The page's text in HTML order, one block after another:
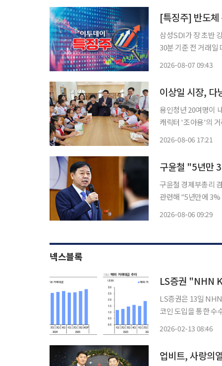
[특징주] 반도
삼성SDI가 장 초반 강세를 보이고 있다. 7일 한
30분 기준 전 거래일 대비
2026-08-07 09:43
이상일 시장,
용인청년 20여명이
캐릭터 '조아용'의
2026-08-06 17:21
구윤철 "5년만
구윤철 경제부총리
관련해 "5년만에 3% 성
2026-08-06 09:29
넥스블록
LS증권은 13일
코인 도입을 통한 수
2026-02-13 08:46